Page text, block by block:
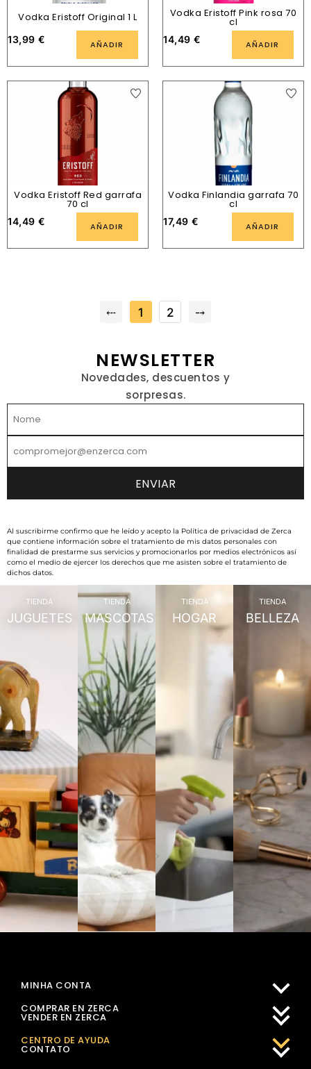
Vodka Eristoff Original 1 L
13,99 € AÑADIR
Vodka Eristoff Pink rosa 70
cl
14,49 € AÑADIR
Vodka Eristoff Red garrafa
70 cl
14,49 € AÑADIR
Vodka Finlandia garrafa 70
cl
17,49 € AÑADIR
⤎ 1 2 ⤍
NEWSLETTER
Novedades, descuentos y
sorpresas.
Al suscribirme confirmo que he leído y acepto la Política de privacidad de Zerca
que contiene información sobre el tratamiento de mis datos personales con
finalidad de prestarme sus servicios y promocionarlos por medios electrónicos así
como el medio de ejercer los derechos que me asisten sobre el tratamiento de
dichos datos.
TIENDA
JUGUETES
TIENDA
MASCOTAS
TIENDA
HOGAR
TIENDA
BELLEZA
MINHA CONTA
COMPRAR EN ZERCA
VENDER EN ZERCA
CENTRO DE AYUDA
CONTATO